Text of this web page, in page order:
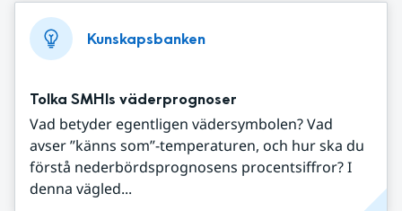
Kunskapsbanken
Tolka SMHIs väderprognoser
Vad betyder egentligen vädersymbolen? Vad
avser ”känns som”-temperaturen, och hur ska du
förstå nederbördsprognosens procentsiffror? I
denna vägled...